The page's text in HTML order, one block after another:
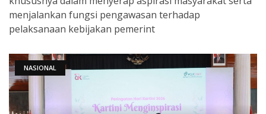
menjalankan fungsi pengawasan terhadap
pelaksanaan kebijakan pemerint
NASIONAL